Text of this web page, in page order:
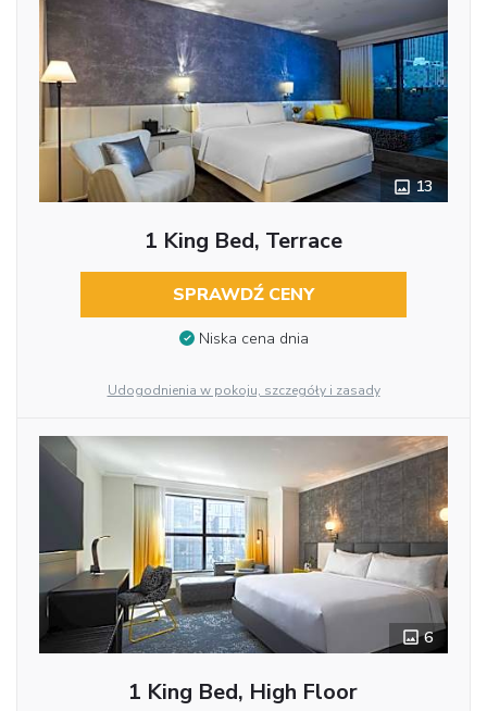
13
1 King Bed, Terrace
SPRAWDŹ CENY
Niska cena dnia
Udogodnienia w pokoju, szczegóły i zasady
6
1 King Bed, High Floor